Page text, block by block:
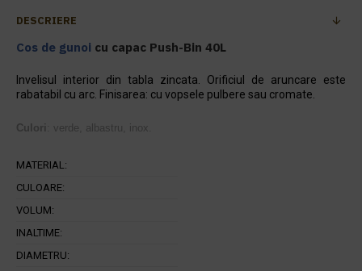
DESCRIERE
Cos de gunoi cu capac Push-Bin 40L
Invelisul interior din tabla zincata. Orificiul de aruncare este
rabatabil cu arc. Finisarea: cu vopsele pulbere sau cromate.
Culori : verde, albastru, inox.
MATERIAL:
CULOARE:
VOLUM:
INALTIME:
DIAMETRU: